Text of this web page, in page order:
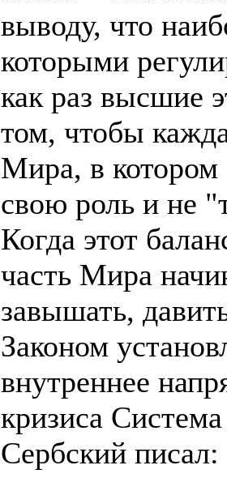
выводу, что
которыми
как раз высшие
том, чтобы
Мира, в
свою роль и не
Когда этот
часть Мира
завышать,
Законом
внутреннее
кризиса
Сербский